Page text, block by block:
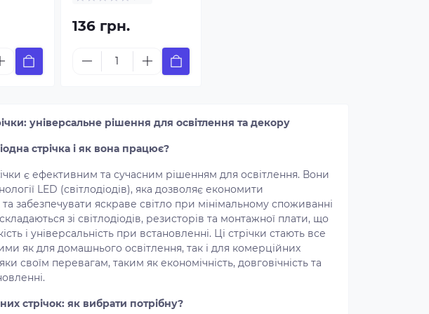
136 грн.
універсальне рішення для освітлення та декору
стрічка і як вона працює?
є ефективним та сучасним рішенням для освітлення. Вони
LED (світлодіодів), яка дозволяє економити
забезпечувати яскраве світло при мінімальному споживанні
зі світлодіодів, резисторів та монтажної плати, що
і універсальність при встановленні. Ці стрічки стають все
як для домашнього освітлення, так і для комерційних
своїм перевагам, таким як економічність, довговічність та
стрічок: як вибрати потрібну?